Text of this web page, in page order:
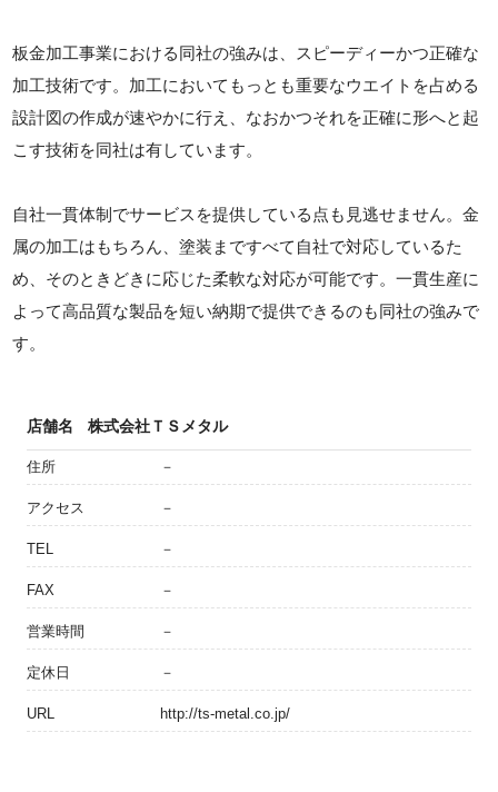
板金加工事業における同社の強みは、スピーディーかつ正確な
加工技術です。加工においてもっとも重要なウエイトを占める
設計図の作成が速やかに行え、なおかつそれを正確に形へと起
こす技術を同社は有しています。
自社一貫体制でサービスを提供している点も見逃せません。金
属の加工はもちろん、塗装まですべて自社で対応しているた
め、そのときどきに応じた柔軟な対応が可能です。一貫生産に
よって高品質な製品を短い納期で提供できるのも同社の強みで
す。
店舗名 株式会社ＴＳメタル
住所 －
アクセス －
TEL －
FAX －
営業時間 －
定休日 －
URL http://ts-metal.co.jp/